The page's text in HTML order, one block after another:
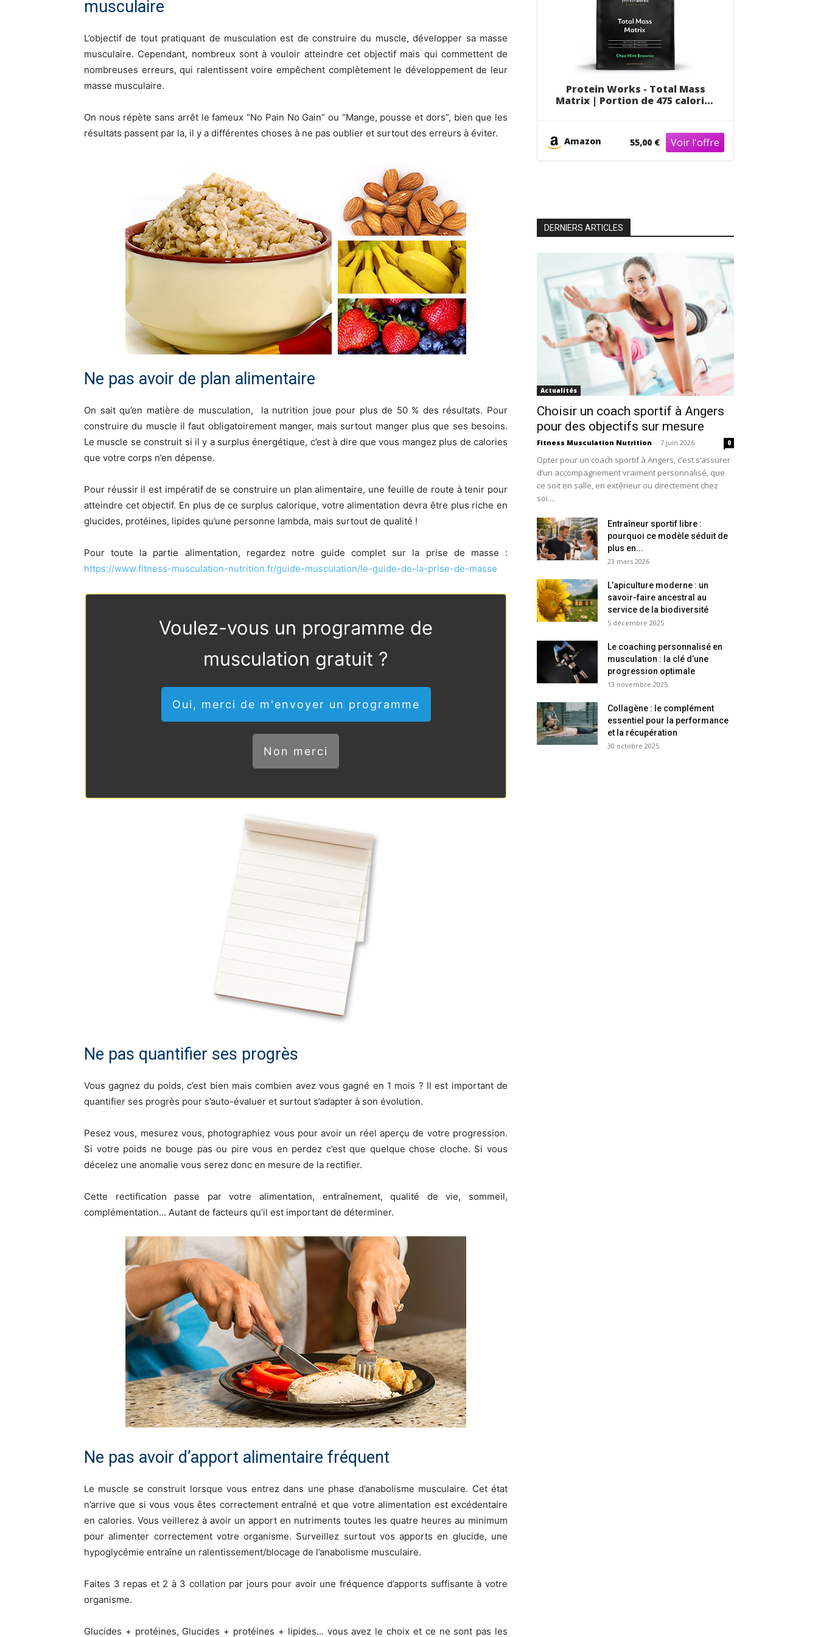
musculaire
L’objectif de tout pratiquant de musculation est de construire du muscle, développer sa masse
musculaire. Cependant, nombreux sont à vouloir atteindre cet objectif mais qui commettent de
nombreuses erreurs, qui ralentissent voire empêchent complètement le développement de leur
masse musculaire.
On nous répète sans arrêt le fameux “No Pain No Gain” ou “Mange, pousse et dors”, bien que les
résultats passent par la, il y a différentes choses à ne pas oublier et surtout des erreurs à éviter.
Ne pas avoir de plan alimentaire
On sait qu’en matière de musculation, la nutrition joue pour plus de 50 % des résultats. Pour
construire du muscle il faut obligatoirement manger, mais surtout manger plus que ses besoins.
Le muscle se construit si il y a surplus énergétique, c’est à dire que vous mangez plus de calories
que votre corps n’en dépense.
Pour réussir il est impératif de se construire un plan alimentaire, une feuille de route à tenir pour
atteindre cet objectif. En plus de ce surplus calorique, votre alimentation devra être plus riche en
glucides, protéines, lipides qu’une personne lambda, mais surtout de qualité !
Pour toute la partie alimentation, regardez notre guide complet sur la prise de masse :
https://www.fitness-musculation-nutrition.fr/guide-musculation/le-guide-de-la-prise-de-masse
Voulez-vous un programme de
musculation gratuit ?
Oui, merci de m'envoyer un programme
Non merci
Ne pas quantifier ses progrès
Vous gagnez du poids, c’est bien mais combien avez vous gagné en 1 mois ? Il est important de
quantifier ses progrès pour s’auto-évaluer et surtout s’adapter à son évolution.
Pesez vous, mesurez vous, photographiez vous pour avoir un réel aperçu de votre progression.
Si votre poids ne bouge pas ou pire vous en perdez c’est que quelque chose cloche. Si vous
décelez une anomalie vous serez donc en mesure de la rectifier.
Cette rectification passe par votre alimentation, entraînement, qualité de vie, sommeil,
complémentation… Autant de facteurs qu’il est important de déterminer.
Ne pas avoir d’apport alimentaire fréquent
Le muscle se construit lorsque vous entrez dans une phase d’anabolisme musculaire. Cet état
n’arrive que si vous vous êtes correctement entraîné et que votre alimentation est excédentaire
en calories. Vous veillerez à avoir un apport en nutriments toutes les quatre heures au minimum
pour alimenter correctement votre organisme. Surveillez surtout vos apports en glucide, une
hypoglycémie entraîne un ralentissement/blocage de l’anabolisme musculaire.
Faites 3 repas et 2 à 3 collation par jours pour avoir une fréquence d’apports suffisante à votre
organisme.
Glucides + protéines, Glucides + protéines + lipides… vous avez le choix et ce ne sont pas les
Protein Works - Total Mass
Matrix | Portion de 475 calories
Menthe-Chocolat | 2kg
Amazon 55,00 €
DERNIERS ARTICLES
Actualités
Choisir un coach sportif à Angers
pour des objectifs sur mesure
Fitness Musculation Nutrition - 7 juin 2026 0
Opter pour un coach sportif à Angers, c’est s’assurer
d’un accompagnement vraiment personnalisé, que
ce soit en salle, en extérieur ou directement chez
soi....
Entraîneur sportif libre :
pourquoi ce modèle séduit de
plus en...
23 mars 2026
L’apiculture moderne : un
savoir-faire ancestral au
service de la biodiversité
5 décembre 2025
Le coaching personnalisé en
musculation : la clé d’une
progression optimale
13 novembre 2025
Collagène : le complément
essentiel pour la performance
et la récupération
30 octobre 2025